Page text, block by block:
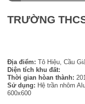
TRƯỜNG
Địa điểm: Tô Hiệu, Cầu
Diện tích khu đất:
Thời gian hòan thành:
Sử dụng: Hệ trần nhôm
600x600